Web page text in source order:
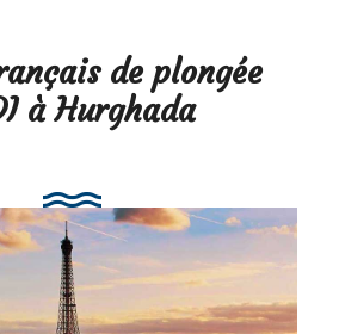
de plongée
à Hurghada